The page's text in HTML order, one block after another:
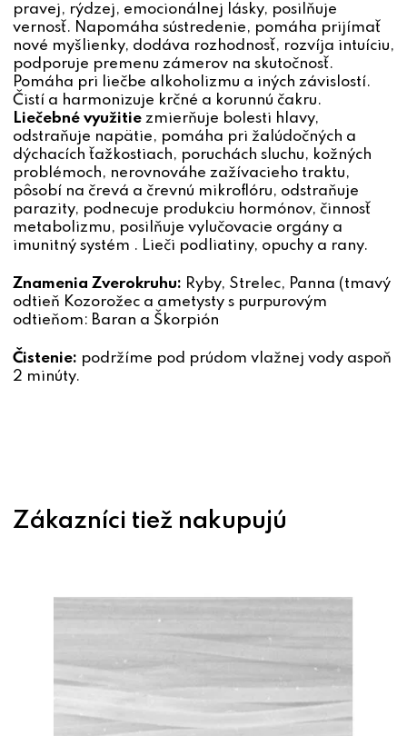
pravej, rýdzej, emocionálnej lásky, posilňuje
vernosť. Napomáha sústredenie, pomáha prijímať
nové myšlienky, dodáva rozhodnosť, rozvíja intuíciu,
podporuje premenu zámerov na skutočnosť.
Pomáha pri liečbe alkoholizmu a iných závislostí.
Čistí a harmonizuje krčné a korunnú čakru.
Liečebné využitie zmierňuje bolesti hlavy,
odstraňuje napätie, pomáha pri žalúdočných a
dýchacích ťažkostiach, poruchách sluchu, kožných
problémoch, nerovnováhe zažívacieho traktu,
pôsobí na črevá a črevnú mikroflóru, odstraňuje
parazity, podnecuje produkciu hormónov, činnosť
metabolizmu, posilňuje vylučovacie orgány a
imunitný systém . Lieči podliatiny, opuchy a rany.
Znamenia Zverokruhu: Ryby, Strelec, Panna (tmavý
odtieň Kozorožec a ametysty s purpurovým
odtieňom: Baran a Škorpión
Čistenie: podržíme pod prúdom vlažnej vody aspoň
2 minúty.